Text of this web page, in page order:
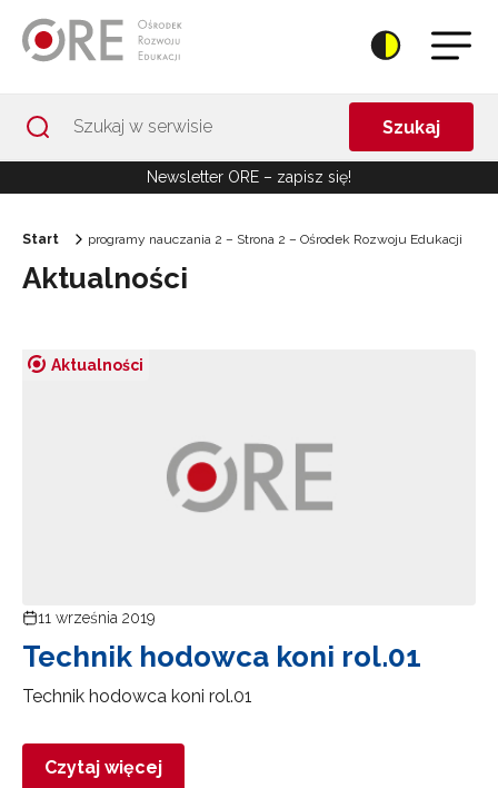
Szukaj
Newsletter ORE – zapisz się!
Start programy nauczania 2 – Strona 2 – Ośrodek Rozwoju Edukacji
Aktualności
Aktualności
11 września 2019
Technik hodowca koni rol.01
Technik hodowca koni rol.01
Czytaj więcej